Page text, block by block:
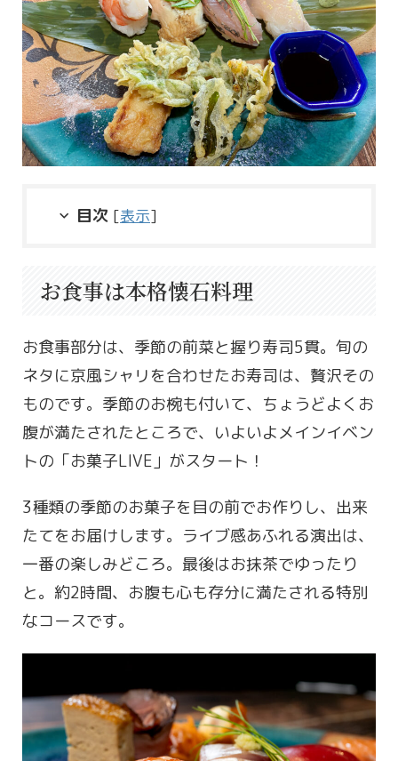
目次 [表示]
お食事は本格懐石料理
お食事部分は、季節の前菜と握り寿司5貫。旬の
ネタに京風シャリを合わせたお寿司は、贅沢その
ものです。季節のお椀も付いて、ちょうどよくお
腹が満たされたところで、いよいよメインイベン
トの「お菓子LIVE」がスタート！
3種類の季節のお菓子を目の前でお作りし、出来
たてをお届けします。ライブ感あふれる演出は、
一番の楽しみどころ。最後はお抹茶でゆったり
と。約2時間、お腹も心も存分に満たされる特別
なコースです。